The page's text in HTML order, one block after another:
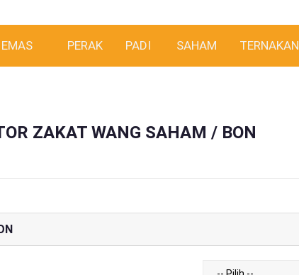
EMAS PERAK PADI SAHAM TERNAKAN
ZAKAT WANG SAHAM / BON